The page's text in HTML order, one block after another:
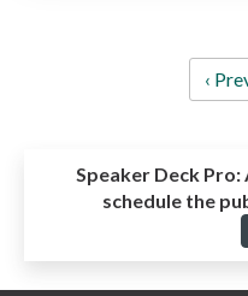
‹
Speaker Deck Pro:
schedule the